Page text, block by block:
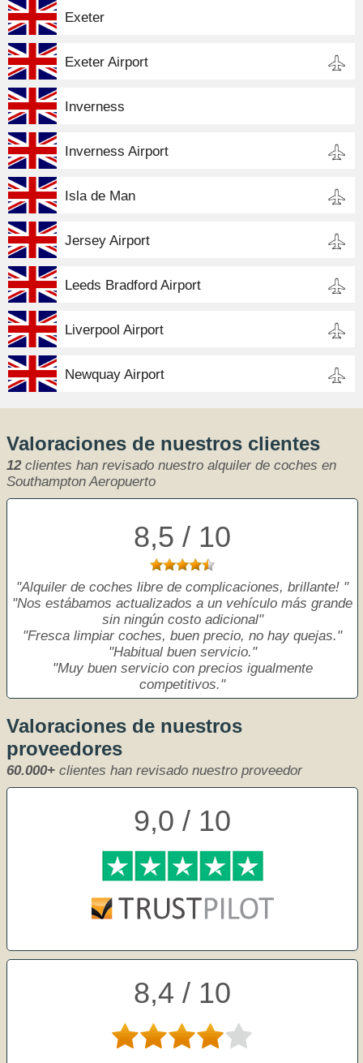
Exeter
Exeter Airport
Inverness
Inverness Airport
Isla de Man
Jersey Airport
Leeds Bradford Airport
Liverpool Airport
Newquay Airport
Valoraciones de nuestros clientes
12clientes han revisado nuestro alquiler de coches en
Southampton Aeropuerto
8,5 / 10
Alquiler de coches libre de complicaciones, brillante!
Nos estábamos actualizados a un vehículo más grande
sin ningún costo adicional
Fresca limpiar coches, buen precio, no hay quejas.
Habitual buen servicio.
Muy buen servicio con precios igualmente
competitivos.
Valoraciones de nuestros
proveedores
60.000+ clientes han revisado nuestro proveedor
9,0 / 10
8,4 / 10